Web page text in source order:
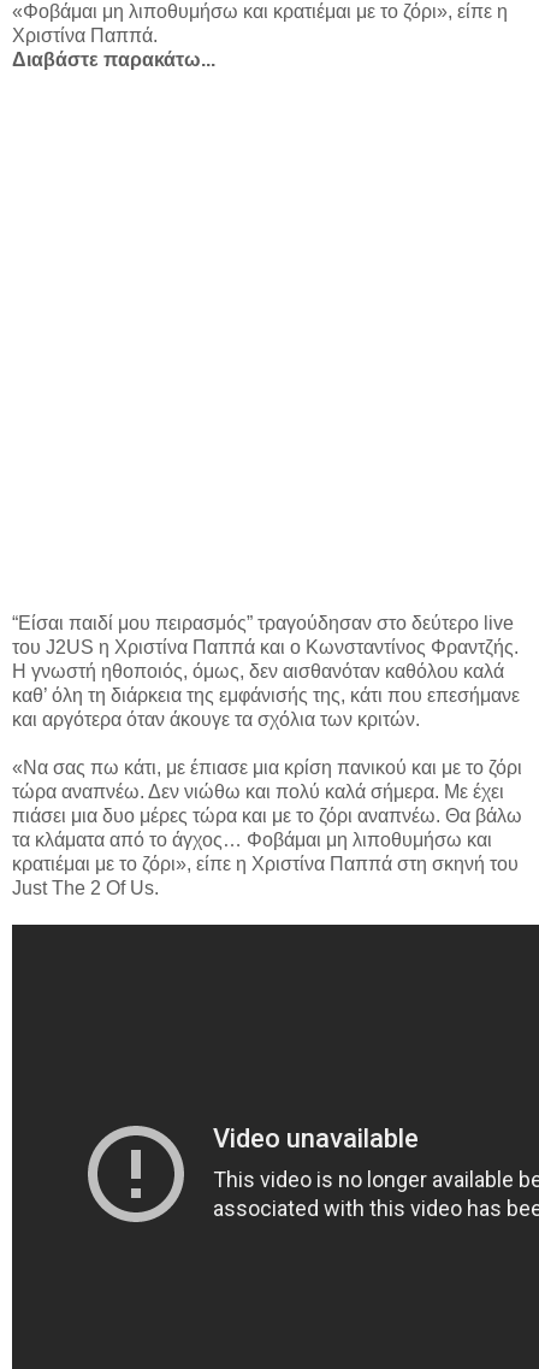
«Φοβάμαι μη λιποθυμήσω και κρατιέμαι με το ζόρι», είπε η
Χριστίνα Παππά.
Διαβάστε παρακάτω...
“Είσαι παιδί μου πειρασμός” τραγούδησαν στο δεύτερο live
του J2US η Χριστίνα Παππά και ο Κωνσταντίνος Φραντζής.
Η γνωστή ηθοποιός, όμως, δεν αισθανόταν καθόλου καλά
καθ’ όλη τη διάρκεια της εμφάνισής της, κάτι που επεσήμανε
και αργότερα όταν άκουγε τα σχόλια των κριτών.
«Να σας πω κάτι, με έπιασε μια κρίση πανικού και με το ζόρι
τώρα αναπνέω. Δεν νιώθω και πολύ καλά σήμερα. Με έχει
πιάσει μια δυο μέρες τώρα και με το ζόρι αναπνέω. Θα βάλω
τα κλάματα από το άγχος… Φοβάμαι μη λιποθυμήσω και
κρατιέμαι με το ζόρι», είπε η Χριστίνα Παππά στη σκηνή του
Just The 2 Of Us.